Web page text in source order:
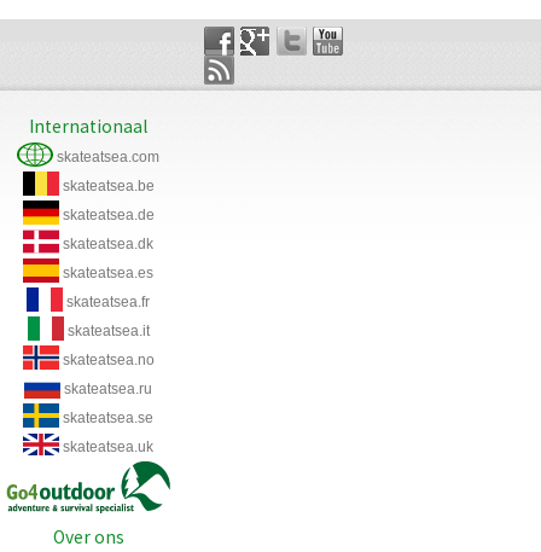
Internationaal
skateatsea.com
skateatsea.be
skateatsea.de
skateatsea.dk
skateatsea.es
skateatsea.fr
skateatsea.it
skateatsea.no
skateatsea.ru
skateatsea.se
skateatsea.uk
Over ons